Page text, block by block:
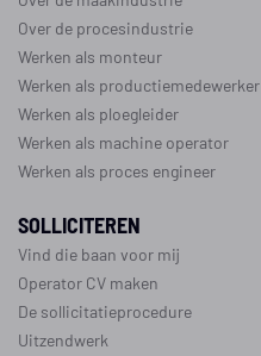
Over de procesindustrie
Werken als monteur
Werken als productiemedewerker
Werken als ploegleider
Werken als machine operator
Werken als proces engineer
SOLLICITEREN
Vind die baan voor mij
Operator CV maken
De sollicitatieprocedure
Uitzendwerk